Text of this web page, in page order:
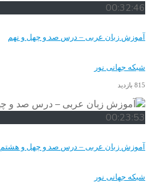
00:32:46
آموزش زبان عربی – درس صد و چهل و نهم
شبکه جهانی نور
815 بازدید
00:23:53
آموزش زبان عربی – درس صد و چهل و هشتم
شبکه جهانی نور